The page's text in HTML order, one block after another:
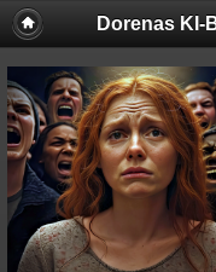
Dorenas KI-